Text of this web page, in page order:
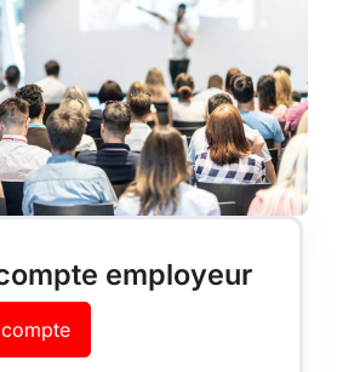
employeur